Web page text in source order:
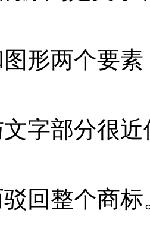
形两个要
字部分很
回整个商标